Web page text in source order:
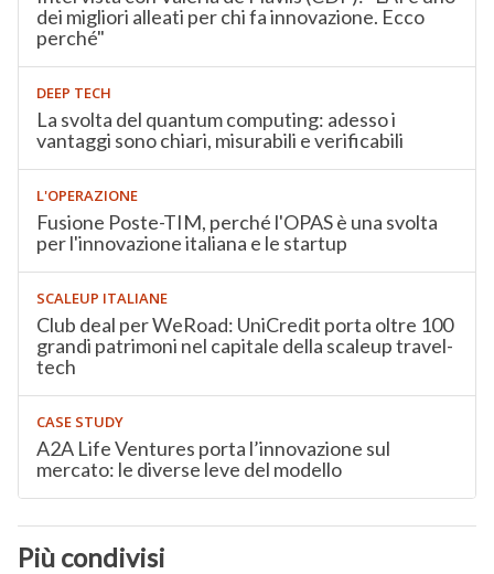
dei migliori alleati per chi fa innovazione. Ecco
perché"
DEEP TECH
La svolta del quantum computing: adesso i
vantaggi sono chiari, misurabili e verificabili
L'OPERAZIONE
Fusione Poste-TIM, perché l'OPAS è una svolta
per l'innovazione italiana e le startup
SCALEUP ITALIANE
Club deal per WeRoad: UniCredit porta oltre 100
grandi patrimoni nel capitale della scaleup travel-
tech
CASE STUDY
A2A Life Ventures porta l’innovazione sul
mercato: le diverse leve del modello
Più condivisi